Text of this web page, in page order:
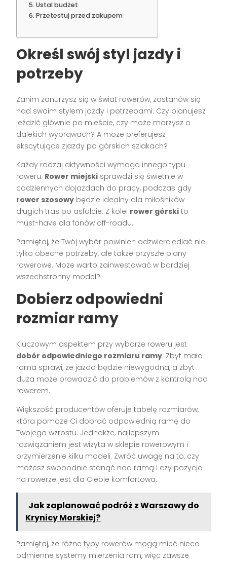
Ustal budżet
Przetestuj przed zakupem
Określ swój styl jazdy i
potrzeby
Zanim zanurzysz się w świat rowerów, zastanów się
nad swoim stylem jazdy i potrzebami. Czy planujesz
jeździć głównie po mieście, czy może marzysz o
dalekich wyprawach? A może preferujesz
ekscytujące zjazdy po górskich szlakach?
Każdy rodzaj aktywności wymaga innego typu
roweru. Rower miejski sprawdzi się świetnie w
codziennych dojazdach do pracy, podczas gdy
rower szosowy będzie idealny dla miłośników
długich tras po asfalcie. Z kolei rower górski to
must-have dla fanów off-roadu.
Pamiętaj, że Twój wybór powinien odzwierciedlać nie
tylko obecne potrzeby, ale także przyszłe plany
rowerowe. Może warto zainwestować w bardziej
wszechstronny model?
Dobierz odpowiedni
rozmiar ramy
Kluczowym aspektem przy wyborze roweru jest
dobór odpowiedniego rozmiaru ramy. Zbyt mała
rama sprawi, że jazda będzie niewygodna, a zbyt
duża może prowadzić do problemów z kontrolą nad
rowerem.
Większość producentów oferuje tabelę rozmiarów,
która pomoże Ci dobrać odpowiednią ramę do
Twojego wzrostu. Jednakże, najlepszym
rozwiązaniem jest wizyta w sklepie rowerowym i
przymierzenie kilku modeli. Zwróć uwagę na to, czy
możesz swobodnie stanąć nad ramą i czy pozycja
na rowerze jest dla Ciebie komfortowa.
Jak zaplanować podróż z Warszawy do
Krynicy Morskiej?
Pamiętaj, że różne typy rowerów mogą mieć nieco
odmienne systemy mierzenia ram, więc zawsze